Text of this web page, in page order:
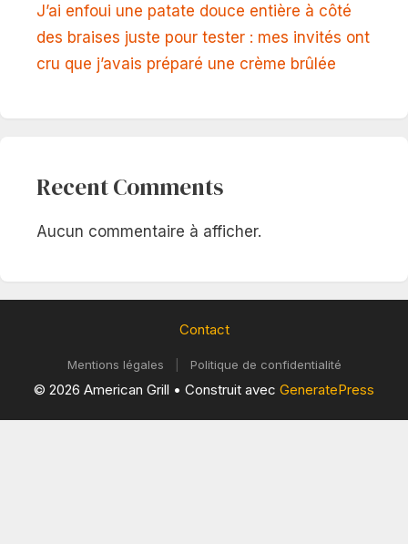
J’ai enfoui une patate douce entière à côté
des braises juste pour tester : mes invités ont
cru que j’avais préparé une crème brûlée
Recent Comments
Aucun commentaire à afficher.
Contact
Mentions légales Politique de confidentialité
© 2026 American Grill • Construit avec GeneratePress